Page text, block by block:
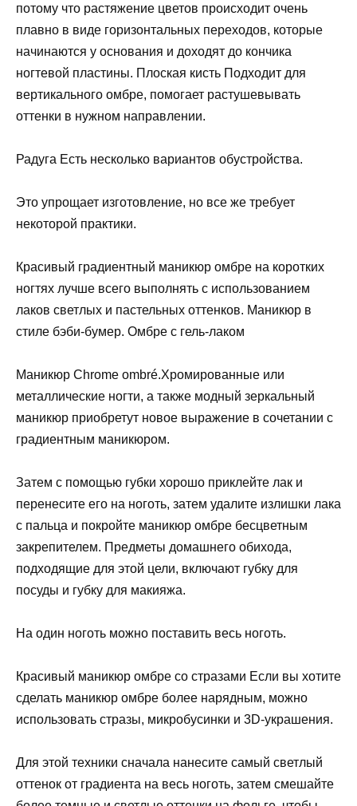
потому что растяжение цветов происходит очень
плавно в виде горизонтальных переходов, которые
начинаются у основания и доходят до кончика
ногтевой пластины. Плоская кисть Подходит для
вертикального омбре, помогает растушевывать
оттенки в нужном направлении.
Радуга Есть несколько вариантов обустройства.
Это упрощает изготовление, но все же требует
некоторой практики.
Красивый градиентный маникюр омбре на коротких
ногтях лучше всего выполнять с использованием
лаков светлых и пастельных оттенков. Маникюр в
стиле бэби-бумер. Омбре с гель-лаком
Маникюр Chrome ombré.Хромированные или
металлические ногти, а также модный зеркальный
маникюр приобретут новое выражение в сочетании с
градиентным маникюром.
Затем с помощью губки хорошо приклейте лак и
перенесите его на ноготь, затем удалите излишки лака
с пальца и покройте маникюр омбре бесцветным
закрепителем. Предметы домашнего обихода,
подходящие для этой цели, включают губку для
посуды и губку для макияжа.
На один ноготь можно поставить весь ноготь.
Красивый маникюр омбре со стразами Если вы хотите
сделать маникюр омбре более нарядным, можно
использовать стразы, микробусинки и 3D-украшения.
Для этой техники сначала нанесите самый светлый
оттенок от градиента на весь ноготь, затем смешайте